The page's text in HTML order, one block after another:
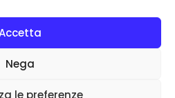
Nega
le preferenze